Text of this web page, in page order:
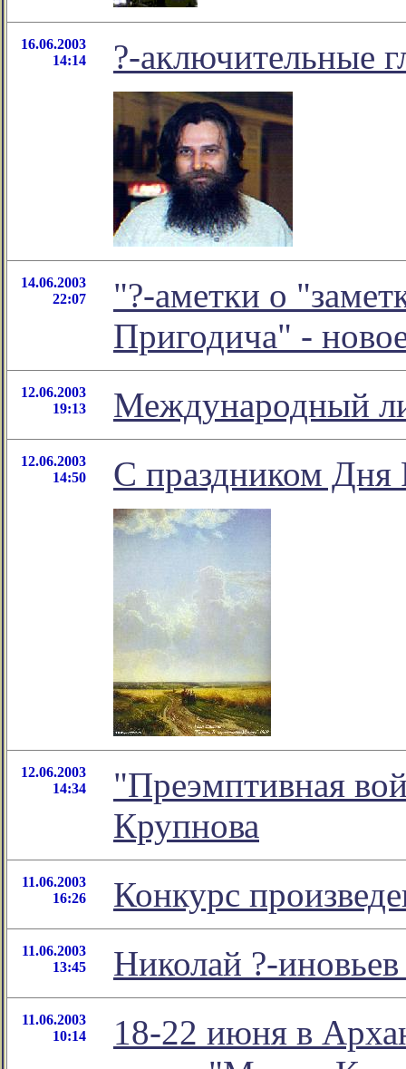
16.06.2003
14:14
?-аключительные
14.06.2003
22:07
"?-аметки о
Пригодича" -
12.06.2003
19:13
Международный
12.06.2003
14:50
С праздником Дня
12.06.2003
14:34
"Преэмптивная
Крупнова
11.06.2003
16:26
Конкурс
11.06.2003
13:45
Николай ?-
11.06.2003
10:14
18-22 июня в